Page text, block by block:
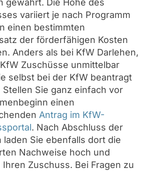
gewährt. Die Höhe des
variiert je nach Programm
einen bestimmten
der förderfähigen Kosten
Anders als bei KfW Darlehen,
Zuschüsse unmittelbar
selbst bei der KfW beantragt
Sie ganz einfach vor
einen
Antrag im KfW-
. Nach Abschluss der
laden Sie ebenfalls dort die
Nachweise hoch und
Ihren Zuschuss. Bei Fragen zu